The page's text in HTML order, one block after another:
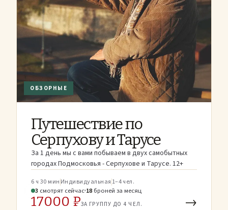
ОБЗОРНЫЕ
Путешествие по
Серпухову и Тарусе
За 1 день мы с вами побываем в двух самобытных
городах Подмосковья - Серпухове и Тарусе. 12+
6 ч 30 мин Индивидуальная 1–4 чел.
3 смотрят сейчас 18 броней за месяц
17000 ₽ЗА ГРУППУ ДО 4 ЧЕЛ. →